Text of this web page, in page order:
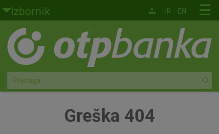
Skoči na glavni sadržaj
Izbornik
Građani
Privatno bankarstvo
Agro
☰
HR EN
Greška 404